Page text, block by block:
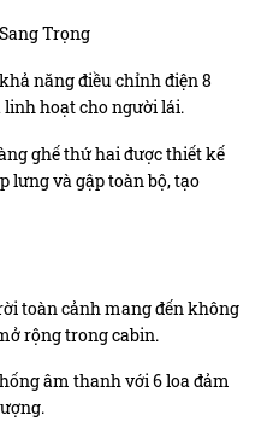
Trọng
năng điều chỉnh điện 8
hoạt cho người lái.
ghế thứ hai được thiết kế
lưng và gập toàn bộ, tạo
toàn cảnh mang đến không
rộng trong cabin.
âm thanh với 6 loa đảm